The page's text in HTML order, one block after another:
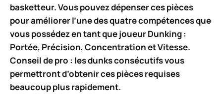
basketteur. Vous pouvez dépenser ces pièces
pour améliorer l’une des quatre compétences que
vous possédez en tant que joueur Dunking :
Portée, Précision, Concentration et Vitesse.
Conseil de pro : les dunks consécutifs vous
permettront d’obtenir ces pièces requises
beaucoup plus rapidement.